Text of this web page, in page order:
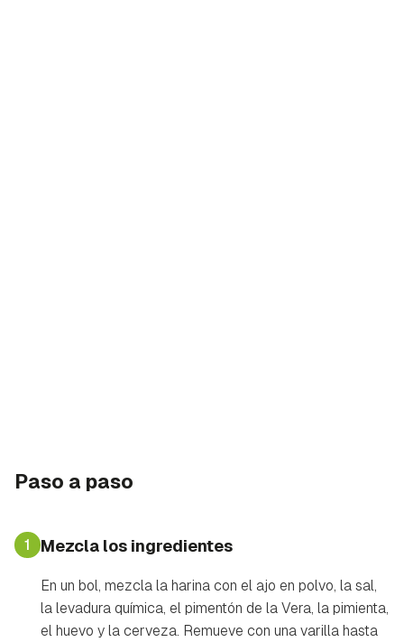
Paso a paso
1 Mezcla los ingredientes
En un bol, mezcla la harina con el ajo en polvo, la sal,
la levadura química, el pimentón de la Vera, la pimienta,
el huevo y la cerveza. Remueve con una varilla hasta